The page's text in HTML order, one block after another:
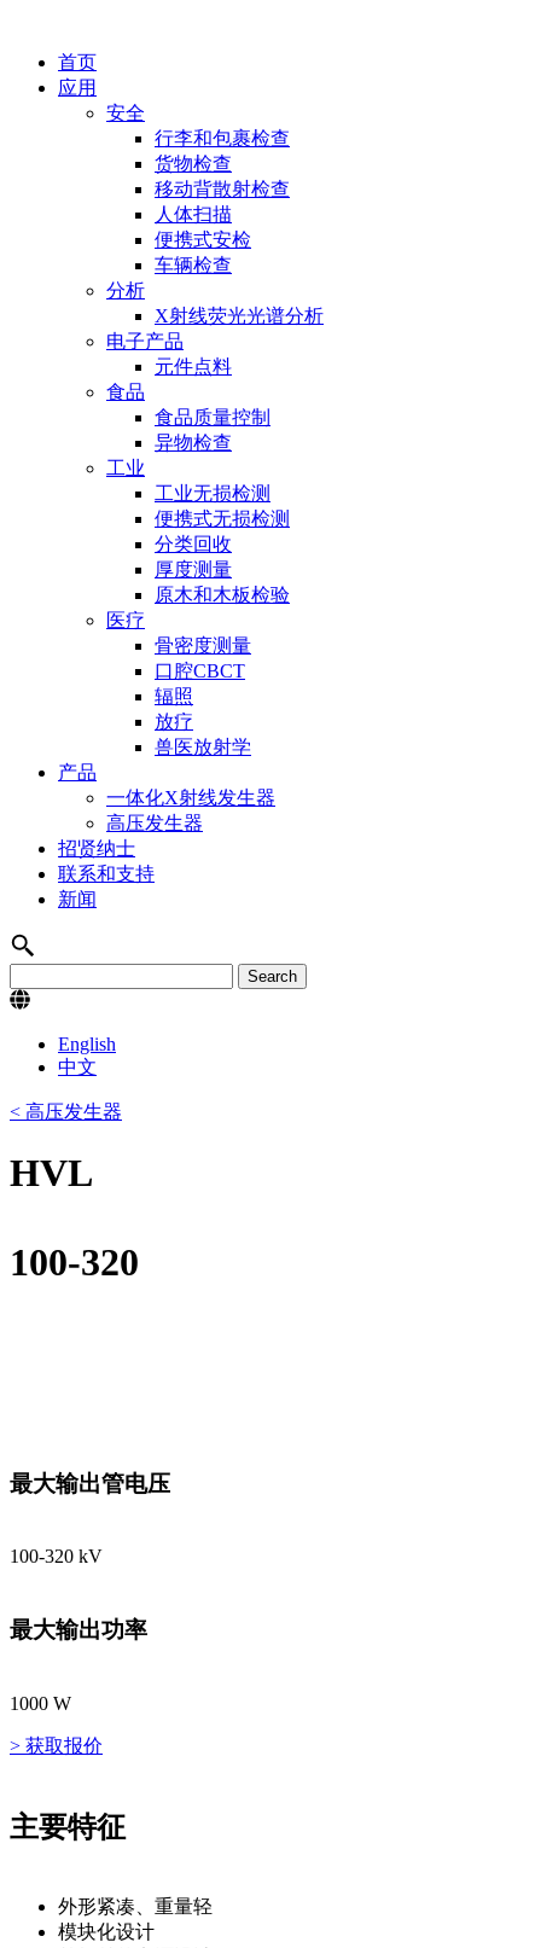
首页
应用
安全
行李和包裹检查
货物检查
移动背散射检查
人体扫描
便携式安检
车辆检查
分析
X射线荧光光谱分析
电子产品
元件点料
食品
食品质量控制
异物检查
工业
工业无损检测
便携式无损检测
分类回收
厚度测量
原木和木板检验
医疗
骨密度测量
口腔CBCT
辐照
放疗
兽医放射学
产品
一体化X射线发生器
高压发生器
招贤纳士
联系和支持
新闻
English
中文
< 高压发生器
HVL
100-320
最大输出管电压
100-320 kV
最大输出功率
1000 W
> 获取报价
主要特征
外形紧凑、重量轻
模块化设计